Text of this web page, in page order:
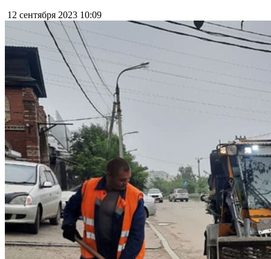
12 сентября 2023 10:09